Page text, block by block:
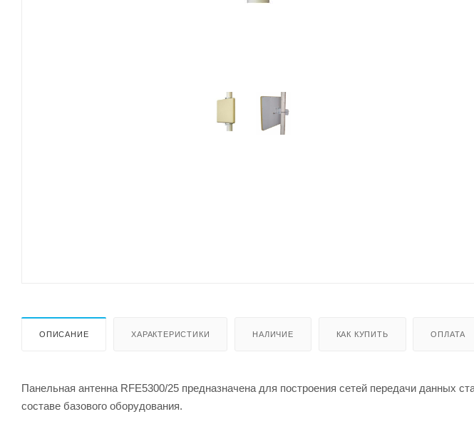
ОПИСАНИЕ ХАРАКТЕРИСТИКИ НАЛИЧИЕ КАК КУПИТЬ ОПЛАТА
Панельная антенна RFE5300/25 предназначена для построения сетей передачи данных
составе базового оборудования.